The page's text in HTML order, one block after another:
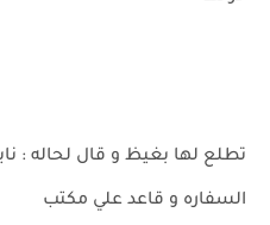
تطلع لها بغيظ و قال لحاله :
السفاره و قاعد علي مكتب